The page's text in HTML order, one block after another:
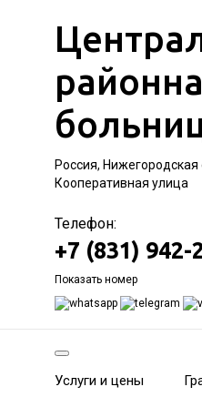
Россия, Нижегородская
Кооперативная улица
Телефон:
+7 (831) 942-
Показать номер
Услуги и цены